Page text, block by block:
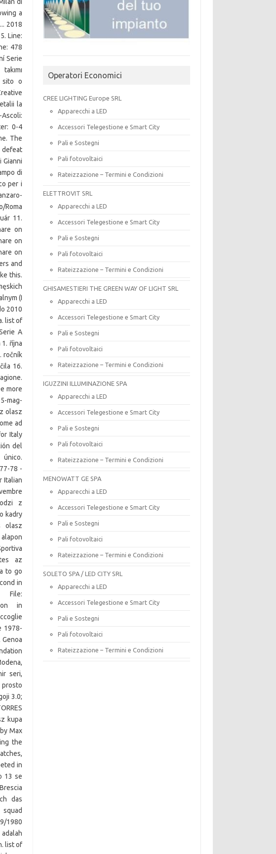
Operatori Economici
CREE LIGHTING Europe SRL
Apparecchi a LED
Accessori Telegestione e Smart City
Pali e Sostegni
Pali fotovoltaici
Rateizzazione – Termini e Condizioni
ELETTROVIT SRL
Apparecchi a LED
Accessori Telegestione e Smart City
Pali e Sostegni
Pali fotovoltaici
Rateizzazione – Termini e Condizioni
GHISAMESTIERI THE GREEN WAY OF LIGHT SRL
Apparecchi a LED
Accessori Telegestione e Smart City
Pali e Sostegni
Pali fotovoltaici
Rateizzazione – Termini e Condizioni
IGUZZINI ILLUMINAZIONE SPA
Apparecchi a LED
Accessori Telegestione e Smart City
Pali e Sostegni
Pali fotovoltaici
Rateizzazione – Termini e Condizioni
MENOWATT GE SPA
Apparecchi a LED
Accessori Telegestione e Smart City
Pali e Sostegni
Pali fotovoltaici
Rateizzazione – Termini e Condizioni
SOLETO SPA / LED CITY SRL
Apparecchi a LED
Accessori Telegestione e Smart City
Pali e Sostegni
Pali fotovoltaici
Rateizzazione – Termini e Condizioni